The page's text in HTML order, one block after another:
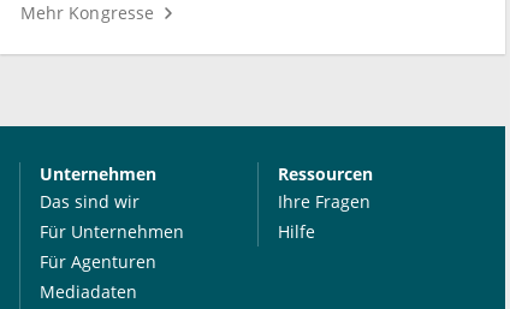
Mehr Kongresse
Unternehmen
Das sind wir
Für Unternehmen
Für Agenturen
Mediadaten
Ressourcen
Ihre Fragen
Hilfe